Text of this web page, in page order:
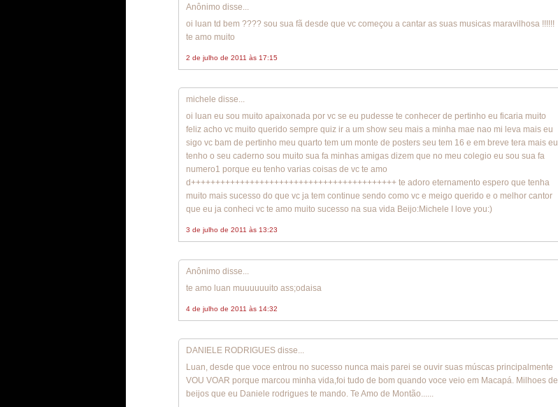
Anônimo disse...
oi luan td bem ???? sou sua fã desde que vc começou a cantar as suas musicas maravilhosa !!!!!!
te amo muito
2 de julho de 2011 às 17:15
michele disse...
oi luan eu sou muito apaixonada por vc se eu pudesse te conhecer de pertinho eu ficaria muito
feliz acho vc muito querido sempre quiz ir a um show seu mais a minha mae nao mi leva mais eu
sigo vc bam de pertinho meu quarto tem um monte de posters seu tem 16 e em breve tera mais eu
tenho o seu caderno sou muito sua fa minhas amigas dizem que no meu colegio eu sou sua fa
numero1 porque eu tenho varias coisas de vc te amo
d++++++++++++++++++++++++++++++++++++++++++ te adoro eternamento espero que tenha
muito mais sucesso do que vc ja tem continue sendo como vc e meigo querido e o melhor cantor
que eu ja conheci vc te amo muito sucesso na sua vida Beijo:Michele I love you:)
3 de julho de 2011 às 13:23
Anônimo disse...
te amo luan muuuuuuito ass;odaisa
4 de julho de 2011 às 14:32
DANIELE RODRIGUES disse...
Luan, desde que voce entrou no sucesso nunca mais parei se ouvir suas múscas principalmente
VOU VOAR porque marcou minha vida,foi tudo de bom quando voce veio em Macapá. Milhoes de
beijos que eu Daniele rodrigues te mando. Te Amo de Montão......